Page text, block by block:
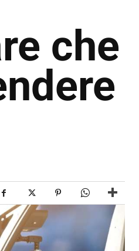
che